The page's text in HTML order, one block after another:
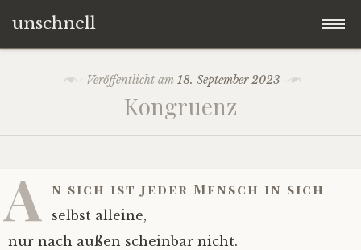
unschnell
Verba
Veröffentlicht am 18. September 2023
Kongruenz
A n sich ist jeder Mensch in sich
selbst alleine,
nur nach außen scheinbar nicht.